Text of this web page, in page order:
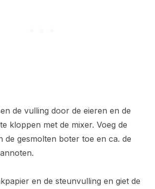
de vulling door de eieren en de
kloppen met de mixer. Voeg de
de gesmolten boter toe en ca. de
en de steunvulling en giet de